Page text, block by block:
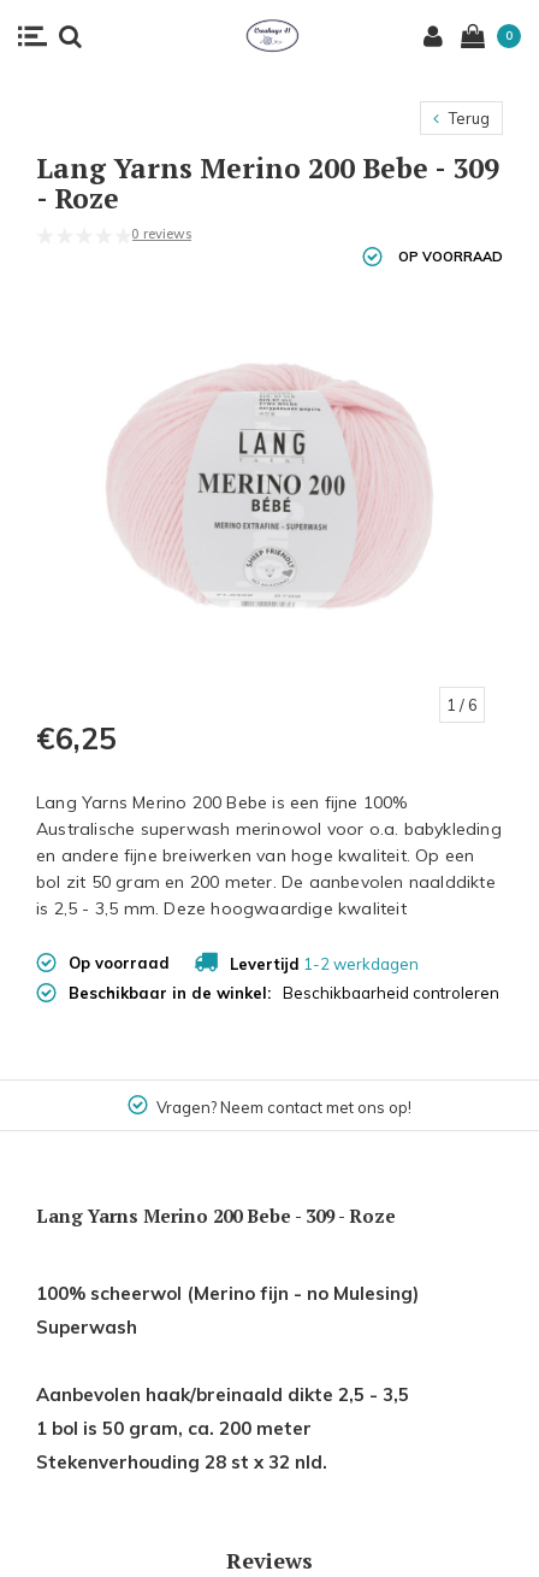
0
Terug
Lang Yarns Merino 200 Bebe - 309
- Roze
0 reviews
OP VOORRAAD
1 / 6
€6,25
Lang Yarns Merino 200 Bebe is een fijne 100%
Australische superwash merinowol voor o.a. babykleding
en andere fijne breiwerken van hoge kwaliteit. Op een
bol zit 50 gram en 200 meter. De aanbevolen naalddikte
is 2,5 - 3,5 mm. Deze hoogwaardige kwaliteit
Op voorraad Levertijd 1-2 werkdagen
Beschikbaar in de winkel:
Beschikbaarheid controleren
Vragen? Neem contact met ons op!
Lang Yarns Merino 200 Bebe - 309 - Roze
100% scheerwol (Merino fijn - no Mulesing)
Superwash
Aanbevolen haak/breinaald dikte 2,5 - 3,5
1 bol is 50 gram, ca. 200 meter
Stekenverhouding 28 st x 32 nld.
Reviews